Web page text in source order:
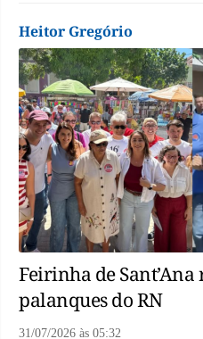
Heitor Gregório
Feirinha de Sant’Ana
palanques do RN
31/07/2026 às 05:32